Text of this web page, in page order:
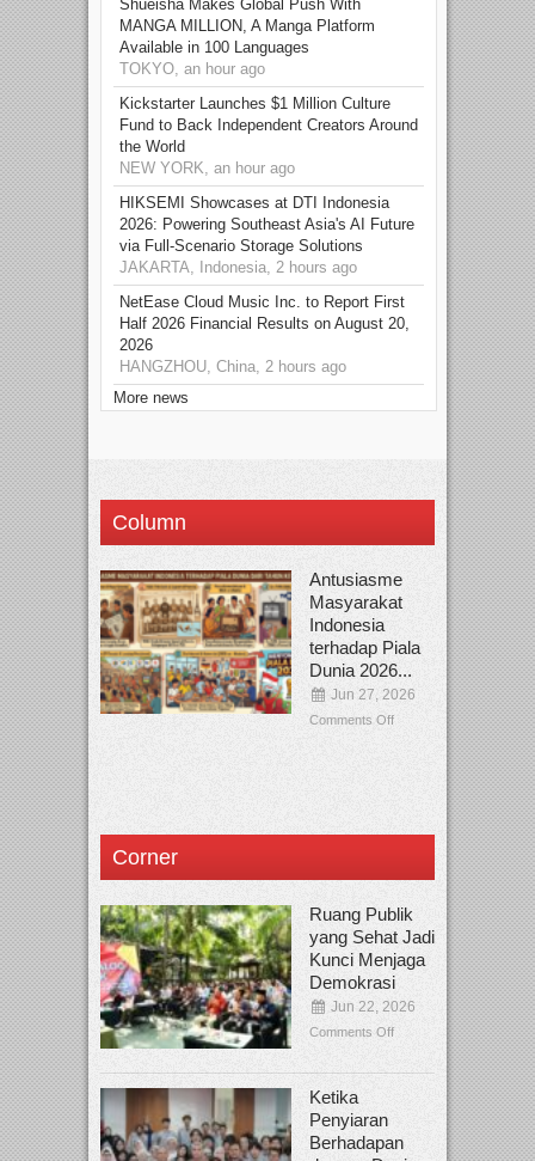
Shueisha Makes Global Push With
MANGA MILLION, A Manga Platform
Available in 100 Languages
TOKYO, an hour ago
Kickstarter Launches $1 Million Culture
Fund to Back Independent Creators Around
the World
NEW YORK, an hour ago
HIKSEMI Showcases at DTI Indonesia
2026: Powering Southeast Asia's AI Future
via Full‑Scenario Storage Solutions
JAKARTA, Indonesia, 2 hours ago
NetEase Cloud Music Inc. to Report First
Half 2026 Financial Results on August 20,
2026
HANGZHOU, China, 2 hours ago
More news
Column
Antusiasme
Masyarakat
Indonesia
terhadap Piala
Dunia 2026...
Jun 27, 2026
Comments Off
Corner
Ruang Publik
yang Sehat Jadi
Kunci Menjaga
Demokrasi
Jun 22, 2026
Comments Off
Ketika
Penyiaran
Berhadapan